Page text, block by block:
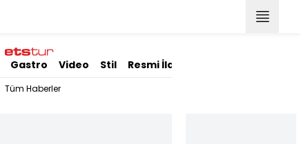
Gastro Video Stil Resmi İlanlar
Tüm Haberler